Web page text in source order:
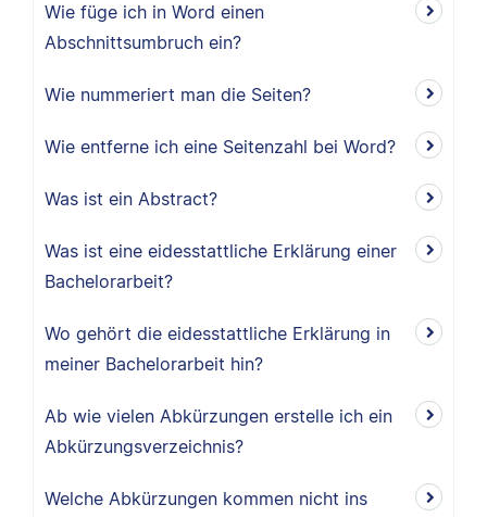
Wie füge ich in Word einen
Abschnittsumbruch ein?
Wie nummeriert man die Seiten?
Wie entferne ich eine Seitenzahl bei Word?
Was ist ein Abstract?
Was ist eine eidesstattliche Erklärung einer
Bachelorarbeit?
Wo gehört die eidesstattliche Erklärung in
meiner Bachelorarbeit hin?
Ab wie vielen Abkürzungen erstelle ich ein
Abkürzungsverzeichnis?
Welche Abkürzungen kommen nicht ins